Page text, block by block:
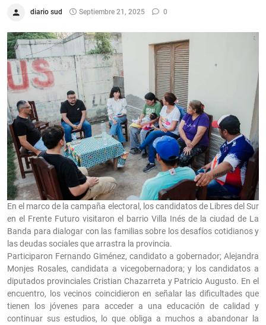
diario sud Septiembre 21, 2025 0
En el marco de la campaña electoral, los candidatos de Libres del Sur
en el Frente Futuro visitaron el barrio Villa Inés de la ciudad de La
Banda para dialogar con las familias sobre los desafíos cotidianos y
las deudas sociales que arrastra la provincia.
Participaron Fernando Giménez, candidato a gobernador; Alejandra
Monjes Rosales, candidata a vicegobernadora; y los candidatos a
diputados provinciales Cristian Chazarreta y Patricio Augusto. En el
encuentro, los vecinos coincidieron en señalar las dificultades que
tienen los jóvenes para acceder a una educación de calidad y
continuar sus estudios, lo que obliga a muchos a abandonar la